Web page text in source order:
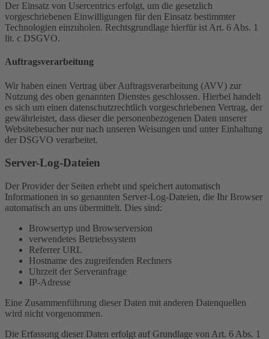
Der Einsatz von Usercentrics erfolgt, um die gesetzlich
vorgeschriebenen Einwilligungen für den Einsatz bestimmter
Technologien einzuholen. Rechtsgrundlage hierfür ist Art. 6 Abs. 1
lit. c DSGVO.
Auftragsverarbeitung
Wir haben einen Vertrag über Auftragsverarbeitung (AVV) zur
Nutzung des oben genannten Dienstes geschlossen. Hierbei handelt
es sich um einen datenschutzrechtlich vorgeschriebenen Vertrag, der
gewährleistet, dass dieser die personenbezogenen Daten unserer
Websitebesucher nur nach unseren Weisungen und unter Einhaltung
der DSGVO verarbeitet.
Server-Log-Dateien
Der Provider der Seiten erhebt und speichert automatisch
Informationen in so genannten Server-Log-Dateien, die Ihr Browser
automatisch an uns übermittelt. Dies sind:
Browsertyp und Browserversion
verwendetes Betriebssystem
Referrer URL
Hostname des zugreifenden Rechners
Uhrzeit der Serveranfrage
IP-Adresse
Eine Zusammenführung dieser Daten mit anderen Datenquellen
wird nicht vorgenommen.
Die Erfassung dieser Daten erfolgt auf Grundlage von Art. 6 Abs. 1